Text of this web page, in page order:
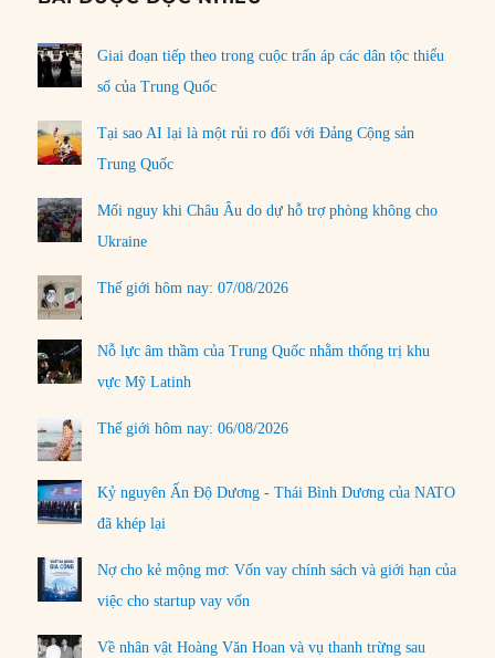
Giai đoạn tiếp theo trong cuộc trấn áp các dân tộc thiểu
số của Trung Quốc
Tại sao AI lại là một rủi ro đối với Đảng Cộng sản
Trung Quốc
Mối nguy khi Châu Âu do dự hỗ trợ phòng không cho
Ukraine
Thế giới hôm nay: 07/08/2026
Nỗ lực âm thầm của Trung Quốc nhằm thống trị khu
vực Mỹ Latinh
Thế giới hôm nay: 06/08/2026
Kỷ nguyên Ấn Độ Dương - Thái Bình Dương của NATO
đã khép lại
Nợ cho kẻ mộng mơ: Vốn vay chính sách và giới hạn của
việc cho startup vay vốn
Về nhân vật Hoàng Văn Hoan và vụ thanh trừng sau